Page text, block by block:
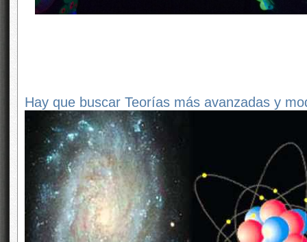
Hay que buscar Teorías más avanzadas y